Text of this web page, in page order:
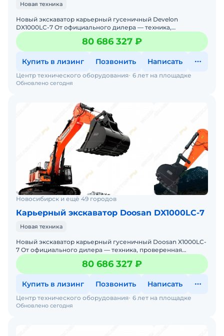
Новая техника
Новый экскаватор карьерный гусеничный Develon
DX1000LC-7 От официального дилера — техника,
проверенная временем, с гарантиями и полным
обслуживанием! Произ80 686 327 ₽
Купить в лизинг Позвонить Написать
Обновлено сегодня
Центр технического оборудования 6 лет на площадке
Новосибирск и ещё 49 городов
Карьерный экскаватор Doosan DX1000LC-7
Новая техника
Новый экскаватор карьерный гусеничный Doosan X1000LC-
7 От официального дилера — техника, проверенная
временем, с гарантиями и полным обслуживанием!
Произво
80 686 327 ₽
Купить в лизинг Позвонить Написать
Обновлено сегодня
Центр технического оборудования 6 лет на площадке